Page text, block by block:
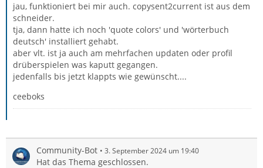
jau, funktioniert bei mir auch. copysent2current ist aus dem
schneider.
tja, dann hatte ich noch 'quote colors' und 'wörterbuch
deutsch' installiert gehabt.
aber vlt. ist ja auch am mehrfachen updaten oder profil
drüberspielen was kaputt gegangen.
jedenfalls bis jetzt klappts wie gewünscht....
ceeboks
Community-Bot 3. September 2024 um 19:40
Hat das Thema geschlossen.